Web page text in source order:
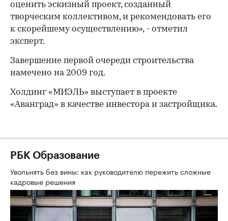
оценить эскизный проект, созданный
творческим коллективом, и рекомендовать его
к скорейшему осуществлению», - отметил
эксперт.
Завершение первой очереди строительства
намечено на 2009 год.
Холдинг «МИЭЛЬ» выступает в проекте
«Аванград» в качестве инвестора и застройщика.
РБК Образование
Увольнять без вины: как руководителю пережить сложные
кадровые решения